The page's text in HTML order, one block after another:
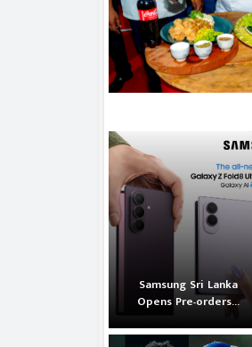
Samsung Sri Lanka
Opens Pre-orders...